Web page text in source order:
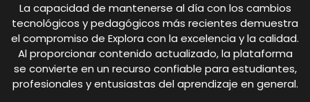
La capacidad de mantenerse al día con los cambios
tecnológicos y pedagógicos más recientes demuestra
el compromiso de Explora con la excelencia y la calidad.
Al proporcionar contenido actualizado, la plataforma
se convierte en un recurso confiable para estudiantes,
profesionales y entusiastas del aprendizaje en general.